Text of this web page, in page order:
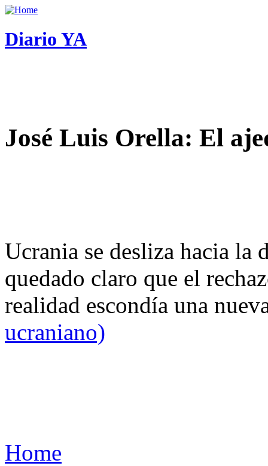
Diario YA
José Luis Orella: El
Ucrania se desliza hacia
quedado claro que el
realidad escondía una
ucraniano)
Home